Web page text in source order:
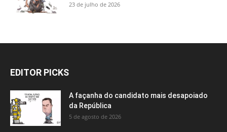
23 de julho de 2026
EDITOR PICKS
A façanha do candidato mais desapoiado
da República
5 de agosto de 2026